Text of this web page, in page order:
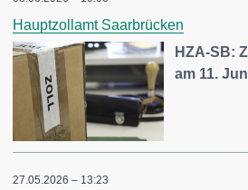
Hauptzollamt Saarbrücken
HZA-SB:
am 11.
27.05.2026 – 13:23